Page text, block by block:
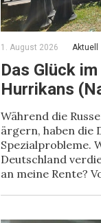
1. August 2026 Aktuell
Das Glück
Hurrikans
Während die
ärgern, haben die
Spezialprobleme.
Deutschland
an meine Rente?